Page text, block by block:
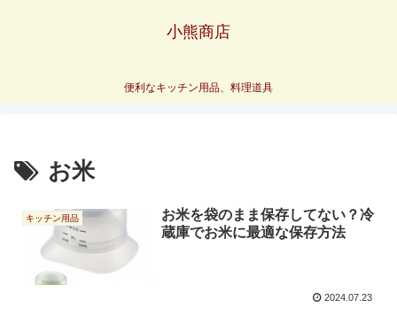
小熊商店
便利なキッチン用品、料理道具
お米
キッチン用品
お米を袋のまま保存してない？冷
蔵庫でお米に最適な保存方法
2024.07.23